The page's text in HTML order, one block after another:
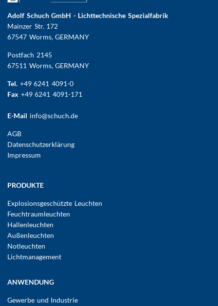
Adolf Schuch GmbH - Lichttechnische Spezialfabrik
Mainzer Str. 172
67547 Worms, GERMANY
Postfach 2145
67511 Worms, GERMANY
Tel. +49 6241 4091-0
Fax +49 6241 4091-171
E-Mail info@schuch.de
FUSSBEREICHSMENÜ
AGB
Datenschutzerklärung
Impressum
Hauptnavigation
PRODUKTE
Explosionsgeschützte Leuchten
Feuchtraumleuchten
Hallenleuchten
Außenleuchten
Notleuchten
Lichtmanagement
ANWENDUNG
Gewerbe und Industrie